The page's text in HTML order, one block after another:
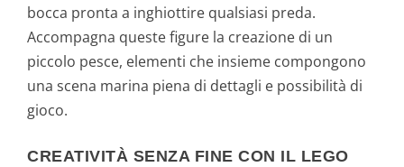
bocca pronta a inghiottire qualsiasi preda.
Accompagna queste figure la creazione di un
piccolo pesce, elementi che insieme compongono
una scena marina piena di dettagli e possibilità di
gioco.
CREATIVITÀ SENZA FINE CON IL LEGO